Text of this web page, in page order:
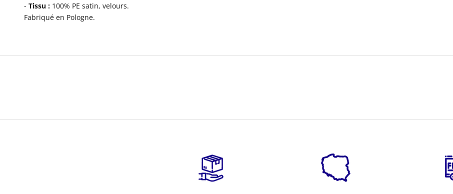
- Tissu : 100% PE satin, velours.
Fabriqué en Pologne.